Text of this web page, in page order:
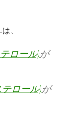
、
ロール)が
ロール)が